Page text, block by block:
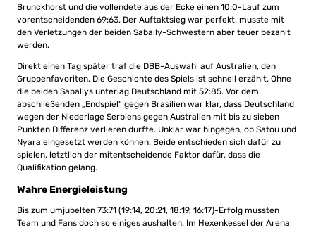
Brunckhorst und die vollendete aus der Ecke einen 10:0-Lauf zum
vorentscheidenden 69:63. Der Auftaktsieg war perfekt, musste mit
den Verletzungen der beiden Sabally-Schwestern aber teuer bezahlt
werden.
Direkt einen Tag später traf die DBB-Auswahl auf Australien, den
Gruppenfavoriten. Die Geschichte des Spiels ist schnell erzählt. Ohne
die beiden Saballys unterlag Deutschland mit 52:85. Vor dem
abschließenden „Endspiel“ gegen Brasilien war klar, dass Deutschland
wegen der Niederlage Serbiens gegen Australien mit bis zu sieben
Punkten Differenz verlieren durfte. Unklar war hingegen, ob Satou und
Nyara eingesetzt werden können. Beide entschieden sich dafür zu
spielen, letztlich der mitentscheidende Faktor dafür, dass die
Qualifikation gelang.
Wahre Energieleistung
Bis zum umjubelten 73:71 (19:14, 20:21, 18:19, 16:17)-Erfolg mussten
Team und Fans doch so einiges aushalten. Im Hexenkessel der Arena